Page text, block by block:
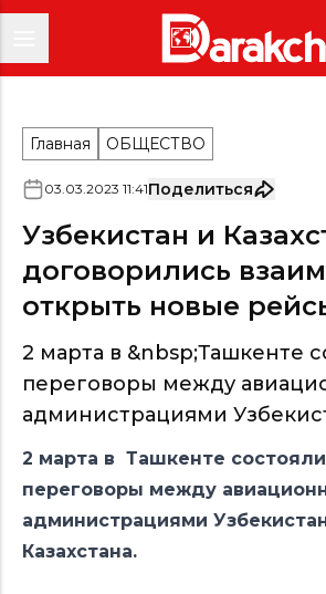
Главная ОБЩЕСТВО
03.03.2023 11:41Поделиться
Узбекистан и
договорились
открыть новые
2 марта в &nbsp;Ташкенте
переговоры между
администрациями
2 марта в Ташкенте
переговоры между
администрациями
Казахстана.